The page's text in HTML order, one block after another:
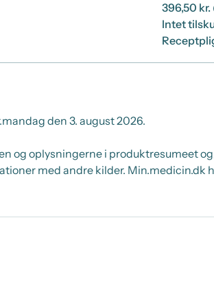
396,50 kr.
Intet
mandag den 3. august 2026.
og oplysningerne i produktresumeet
med andre kilder. Min.medicin.dk